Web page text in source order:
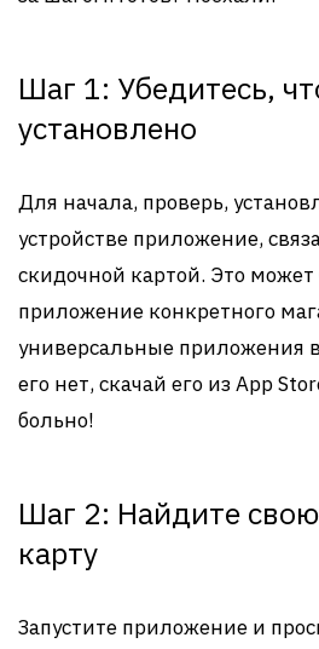
Шаг 1: Убедитесь,
установлено
Для начала, проверь,
устройстве приложение,
скидочной картой. Это может
приложение конкретного
универсальные приложения
его нет, скачай его из App
больно!
Шаг 2: Найдите
карту
Запустите приложение и